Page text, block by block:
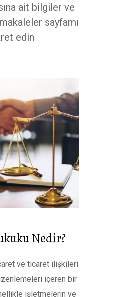
ait bilgiler ve
sayfamı
edin
Nedir?
ve ticaret ilişkileri
içeren bir
işletmelerin ve